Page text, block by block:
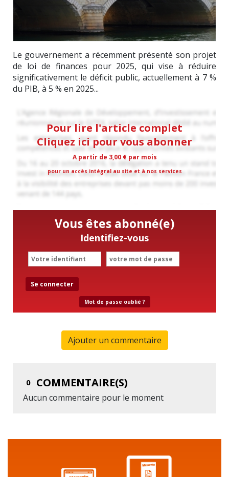
Le gouvernement a récemment présenté son projet
de loi de finances pour 2025, qui vise à réduire
significativement le déficit public, actuellement à 7 %
du PIB, à 5 % en 2025...
Pour lire l'article complet
Cliquez ici pour vous abonner
A partir de 3,00 € par mois
pour un accès intégral au site et à nos services
Vous êtes abonné(e)
Identifiez-vous
Se connecter
Mot de passe oublié ?
Ajouter un commentaire
0 COMMENTAIRE(S)
Aucun commentaire pour le moment